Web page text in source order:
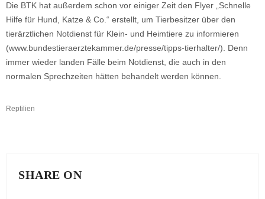
Die BTK hat außerdem schon vor einiger Zeit den Flyer „Schnelle
Hilfe für Hund, Katze & Co.“ erstellt, um Tierbesitzer über den
tierärztlichen Notdienst für Klein- und Heimtiere zu informieren
(www.bundestieraerztekammer.de/presse/tipps-tierhalter/). Denn
immer wieder landen Fälle beim Notdienst, die auch in den
normalen Sprechzeiten hätten behandelt werden können.
Reptilien
SHARE ON